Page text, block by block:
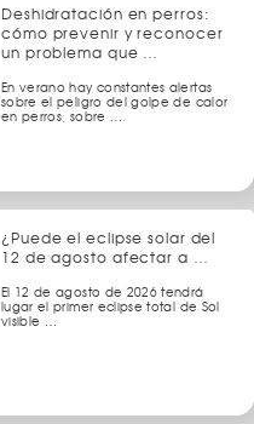
Deshidratación en perros:
cómo prevenir y reconocer
un problema que …
En verano hay constantes alertas
sobre el peligro del golpe de calor
en perros, sobre …
¿Puede el eclipse solar del
12 de agosto afectar a …
El 12 de agosto de 2026 tendrá
lugar el primer eclipse total de Sol
visible …